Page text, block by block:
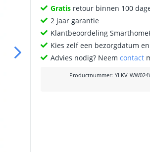
Gratis retour binnen 100
2 jaar garantie
Klantbeoordeling
Kies zelf een bezorgdatum
Advies nodig? Neemcontact
Productnummer: YLKV-